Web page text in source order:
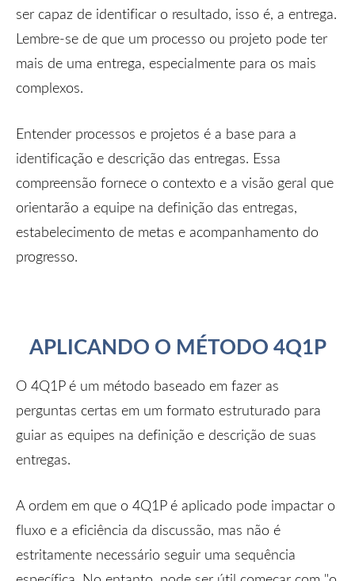
ser capaz de identificar o resultado, isso é, a entrega.
Lembre-se de que um processo ou projeto pode ter
mais de uma entrega, especialmente para os mais
complexos.
Entender processos e projetos é a base para a
identificação e descrição das entregas. Essa
compreensão fornece o contexto e a visão geral que
orientarão a equipe na definição das entregas,
estabelecimento de metas e acompanhamento do
progresso.
APLICANDO O MÉTODO 4Q1P
O 4Q1P é um método baseado em fazer as
perguntas certas em um formato estruturado para
guiar as equipes na definição e descrição de suas
entregas.
A ordem em que o 4Q1P é aplicado pode impactar o
fluxo e a eficiência da discussão, mas não é
estritamente necessário seguir uma sequência